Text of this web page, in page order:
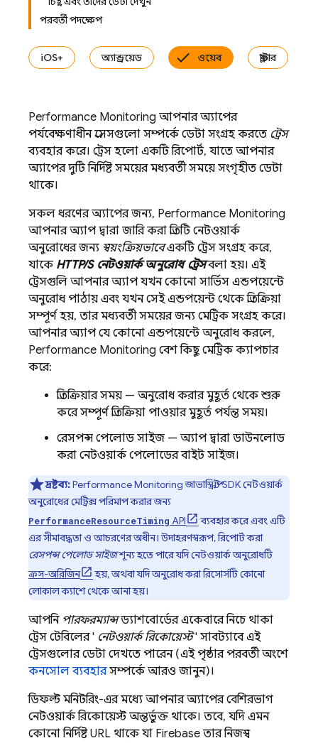
পরবর্তী পদক্ষেপ
iOS+ অ্যান্ড্রয়েড ওয়েব ফ্লাটার
Performance Monitoring আপনার অ্যাপের
পর্যবেক্ষণাধীন প্রসেসগুলো সম্পর্কে ডেটা সংগ্রহ করতে ট্রেস
ব্যবহার করে। ট্রেস হলো একটি রিপোর্ট, যাতে আপনার
অ্যাপের দুটি নির্দিষ্ট সময়ের মধ্যবর্তী সময়ে সংগৃহীত ডেটা
থাকে।
সকল ধরণের অ্যাপের জন্য, Performance Monitoring
আপনার অ্যাপ দ্বারা জারি করা প্রতিটি নেটওয়ার্ক
অনুরোধের জন্য স্বয়ংক্রিয়ভাবেএকটি ট্রেস সংগ্রহ করে,
যাকে HTTP/S নেটওয়ার্ক অনুরোধ ট্রেসবলা হয়। এই
ট্রেসগুলি আপনার অ্যাপ যখন কোনো সার্ভিস এন্ডপয়েন্টে
অনুরোধ পাঠায় এবং যখন সেই এন্ডপয়েন্ট থেকে প্রতিক্রিয়া
সম্পূর্ণ হয়, তার মধ্যবর্তী সময়ের জন্য মেট্রিক সংগ্রহ করে।
আপনার অ্যাপ যে কোনো এন্ডপয়েন্টে অনুরোধ করলে,
Performance Monitoring বেশ কিছু মেট্রিক ক্যাপচার
করে:
প্রতিক্রিয়ার সময় — অনুরোধ করার মুহূর্ত থেকে শুরু
করে সম্পূর্ণ প্রতিক্রিয়া পাওয়ার মুহূর্ত পর্যন্ত সময়।
রেসপন্স পেলোড সাইজ — অ্যাপ দ্বারা ডাউনলোড
করা নেটওয়ার্ক পেলোডের বাইট সাইজ।
দ্রষ্টব্য:Performance Monitoringজাভাস্ক্রিপ্ট SDK নেটওয়ার্ক
অনুরোধের মেট্রিক্স পরিমাপ করার জন্য
PerformanceResourceTiming API
ব্যবহার করে এবং এটি
এর সীমাবদ্ধতা ও আচরণের অধীন। উদাহরণস্বরূপ, রিপোর্ট করা
রেসপন্স পেলোড সাইজশূন্য হতে পারে যদি নেটওয়ার্ক অনুরোধটি
ক্রস-অরিজিন
হয়, অথবা যদি অনুরোধ করা রিসোর্সটি কোনো
লোকাল ক্যাশে থেকে আনা হয়।
আপনি পারফরম্যান্সড্যাশবোর্ডের একেবারে নিচে থাকা
ট্রেস টেবিলের ' নেটওয়ার্ক রিকোয়েস্ট' সাবট্যাবে এই
ট্রেসগুলোর ডেটা দেখতে পারেন (এই পৃষ্ঠার পরবর্তী অংশে
কনসোল ব্যবহারসম্পর্কে আরও জানুন)।
ডিফল্ট মনিটরিং-এর মধ্যে আপনার অ্যাপের বেশিরভাগ
নেটওয়ার্ক রিকোয়েস্ট অন্তর্ভুক্ত থাকে। তবে, যদি এমন
কোনো নির্দিষ্ট URL থাকে যা Firebase তার নিজস্ব